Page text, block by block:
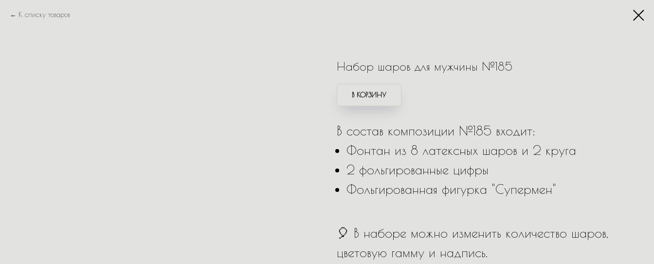
К списку товаров
Набор шаров для мужчины №185
В КОРЗИНУ
В состав композиции №185 входит:
Фонтан из 8 латексных шаров и 2 круга
2 фольгированные цифры
Фольгированная фигурка "Супермен"
🎈 В наборе можно изменить количество шаров,
цветовую гамму и надпись.